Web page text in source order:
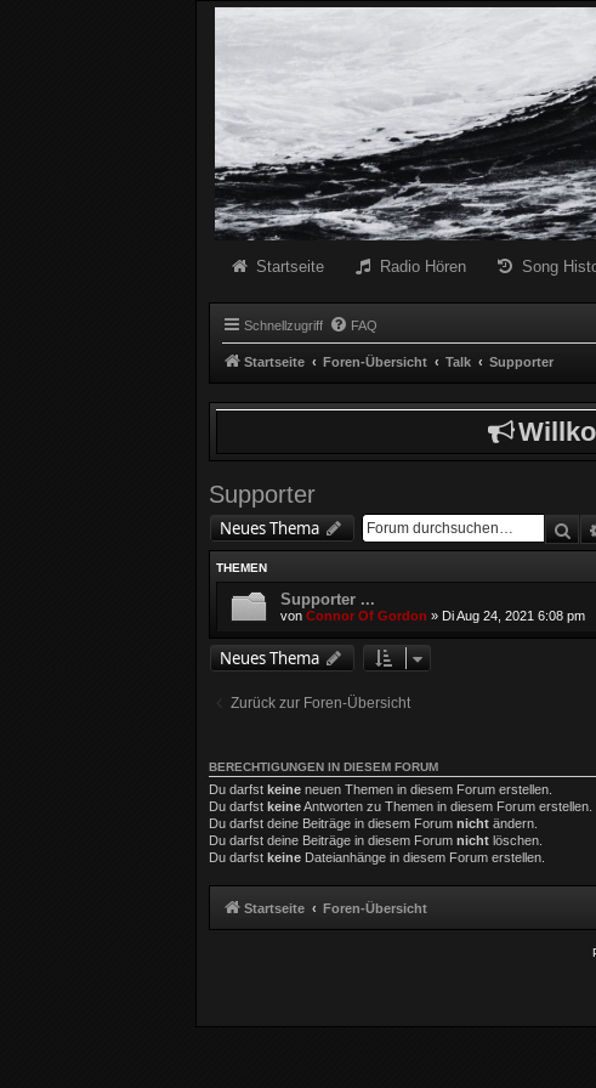
Radio Schwarze Welle Forum
Startseite Radio Hören Song
Schnellzugriff FAQ
Startseite Foren-Übersicht Talk Supporter
Supporter
Neues Thema
THEMEN
Supporter ...
von Connor Of Gordon » Di Aug 24, 2021 6:08 pm
Neues Thema
Zurück zur Foren-Übersicht
BERECHTIGUNGEN IN DIESEM FORUM
Du darfst keine neuen Themen in diesem Forum erstellen.
Du darfst keineAntworten zu Themen in diesem Forum erstellen.
Du darfst deine Beiträge in diesem Forum nicht ändern.
Du darfst deine Beiträge in diesem Forum nicht löschen.
Du darfst keine Dateianhänge in diesem Forum erstellen.
Startseite Foren-Übersicht